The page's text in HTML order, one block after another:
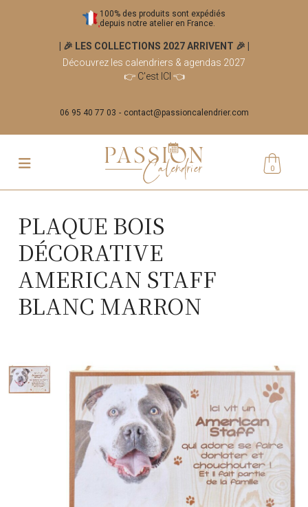
100% des produits sont expédiés
depuis notre atelier en France.
| 🎉 LES COLLECTIONS 2027 ARRIVENT 🎉
Découvrez les calendriers & agendas 2027
👉 C'est ICI 👈
06 95 40 77 03 contact@passioncalendrier.com
0
PLAQUE BOIS
DÉCORATIVE
AMERICAN STAFF
BLANC MARRON